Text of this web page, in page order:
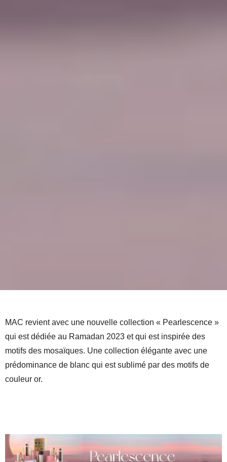
MAC revient avec une nouvelle collection « Pearlescence »
qui est dédiée au Ramadan 2023 et qui est inspirée des
motifs des mosaïques. Une collection élégante avec une
prédominance de blanc qui est sublimé par des motifs de
couleur or.